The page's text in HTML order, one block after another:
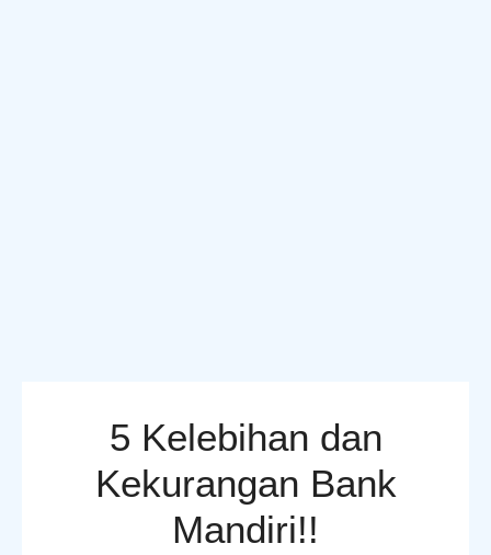
5 Kelebihan dan
Kekurangan Bank
Mandiri!!